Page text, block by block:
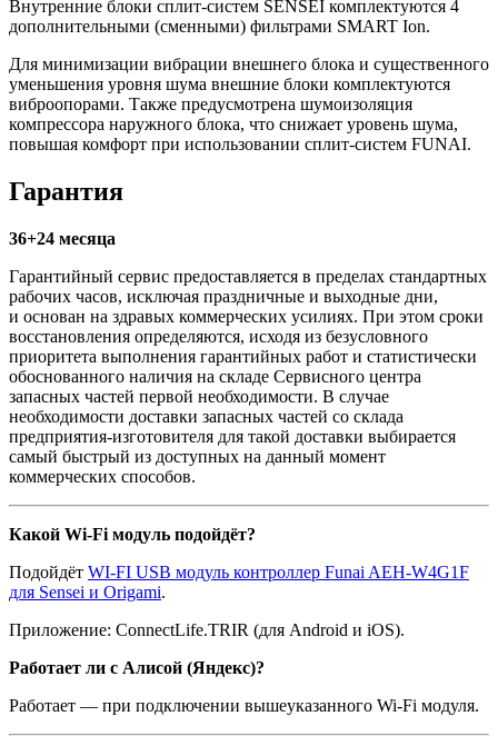
Внутренние блоки сплит-систем SENSEI комплектуются 4
дополнительными (сменными) фильтрами SMART Ion.
Для минимизации вибрации внешнего блока и существенного
уменьшения уровня шума внешние блоки комплектуются
виброопорами. Также предусмотрена шумоизоляция
компрессора наружного блока, что снижает уровень шума,
повышая комфорт при использовании сплит-систем FUNAI.
Гарантия
36+24 месяца
Гарантийный сервис предоставляется в пределах стандартных
рабочих часов, исключая праздничные и выходные дни,
и основан на здравых коммерческих усилиях. При этом сроки
восстановления определяются, исходя из безусловного
приоритета выполнения гарантийных работ и статистически
обоснованного наличия на складе Сервисного центра
запасных частей первой необходимости. В случае
необходимости доставки запасных частей со склада
предприятия-изготовителя для такой доставки выбирается
самый быстрый из доступных на данный момент
коммерческих способов.
Какой Wi-Fi модуль подойдёт?
Подойдёт WI-FI USB модуль контроллер Funai AEH-W4G1F
для Sensei и Origami.
Приложение: ConnectLife.TRIR (для Android и iOS).
Работает ли с Алисой (Яндекс)?
Работает — при подключении вышеуказанного Wi-Fi модуля.